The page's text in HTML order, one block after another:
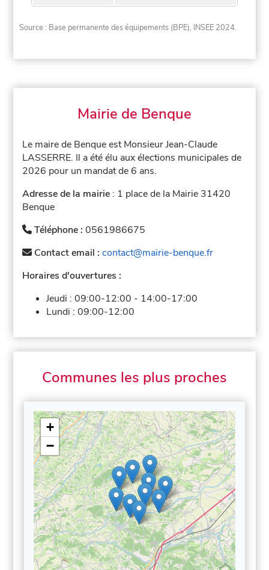
Source : Base permanente des équipements (BPE), INSEE 2024.
Mairie de Benque
Le maire de Benque est Monsieur Jean-Claude
LASSERRE. Il a été élu aux élections municipales de
2026 pour un mandat de 6 ans.
Adresse de la mairie : 1 place de la Mairie 31420
Benque
Téléphone :0561986675
Contact email :contact@mairie-benque.fr
Horaires d'ouvertures :
Jeudi :09:00-12:00 - 14:00-17:00
Lundi :09:00-12:00
Communes les plus proches
+
−